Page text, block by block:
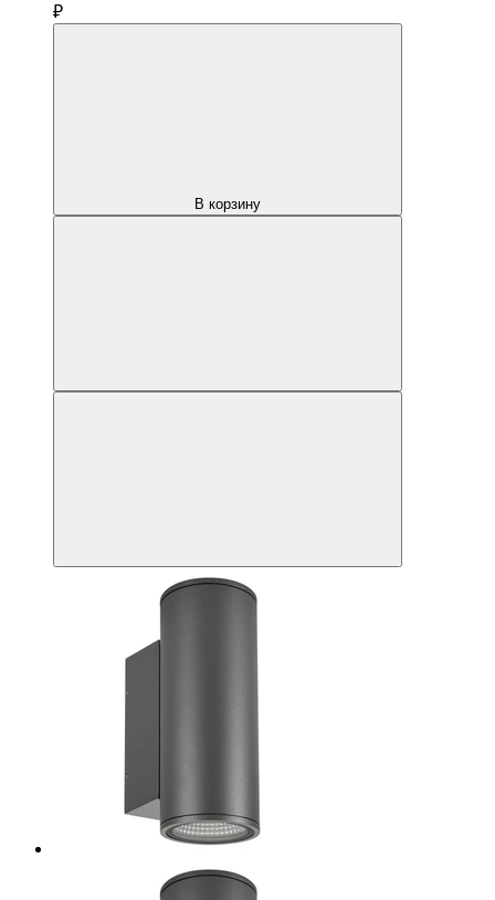
₽
В корзину